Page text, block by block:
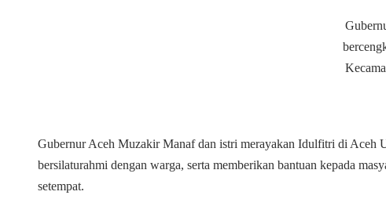
Gubernur Aceh Muzakir Manaf dan istri merayakan Idulfitri di Aceh
bersilaturahmi dengan warga, serta memberikan bantuan kepada
setempat.